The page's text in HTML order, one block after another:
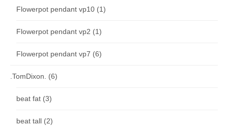
Flowerpot pendant vp10 (1)
Flowerpot pendant vp2 (1)
Flowerpot pendant vp7 (6)
.TomDixon. (6)
beat fat (3)
beat tall (2)